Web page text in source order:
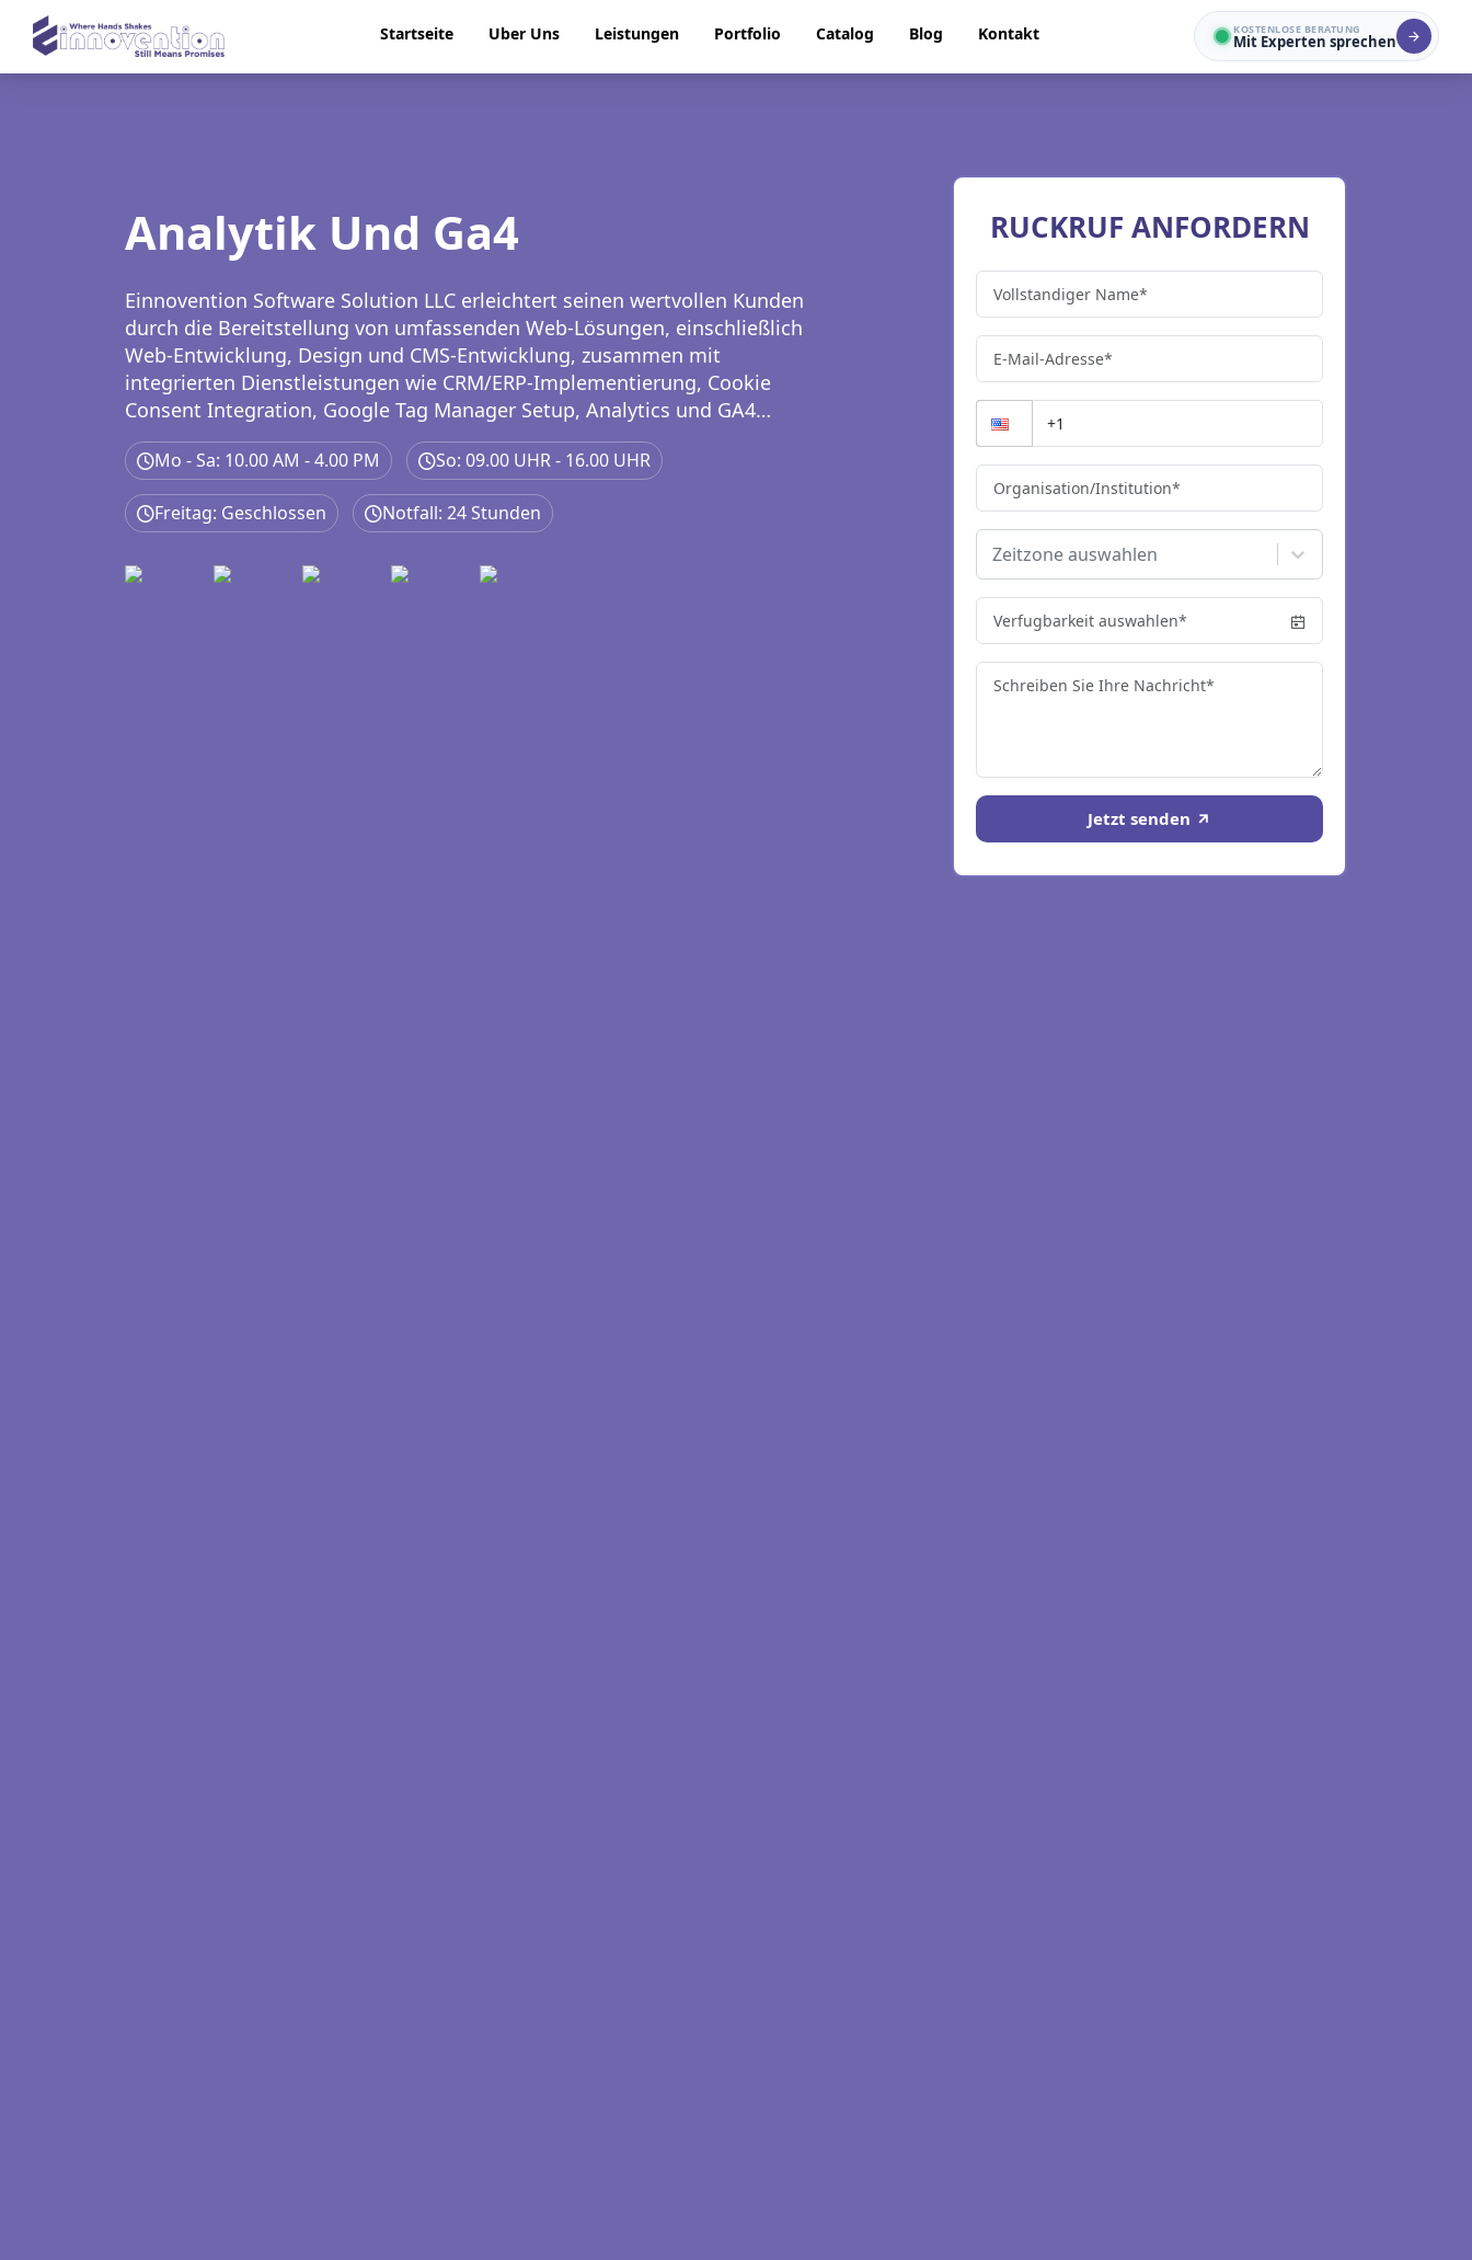
Startseite Uber Uns Leistungen Portfolio Catalog Blog Kontakt KOSTENLOSE BERATUNG
Mit Experten sprechen
Analytik Und Ga4
Einnovention Software Solution LLC erleichtert seinen wertvollen Kunden
durch die Bereitstellung von umfassenden Web-Lösungen, einschließlich
Web-Entwicklung, Design und CMS-Entwicklung, zusammen mit
integrierten Dienstleistungen wie CRM/ERP-Implementierung, Cookie
Consent Integration, Google Tag Manager Setup, Analytics und GA4
Konfiguration, Sitemap-Generierung und umfassende SEO-
Dienstleistungen, die On-Page-, Off-Page- und technische Optimierung.
Mo - Sa: 10.00 AM - 4.00 PM So: 09.00 UHR - 16.00 UHR
Freitag: Geschlossen Notfall: 24 Stunden
RUCKRUF ANFORDERN
Zeitzone auswahlen
Jetzt senden